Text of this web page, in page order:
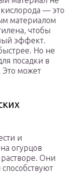
— это
материалом
чтобы
эффект.
Но не
посадки в
Это может
и
огурцов
Они